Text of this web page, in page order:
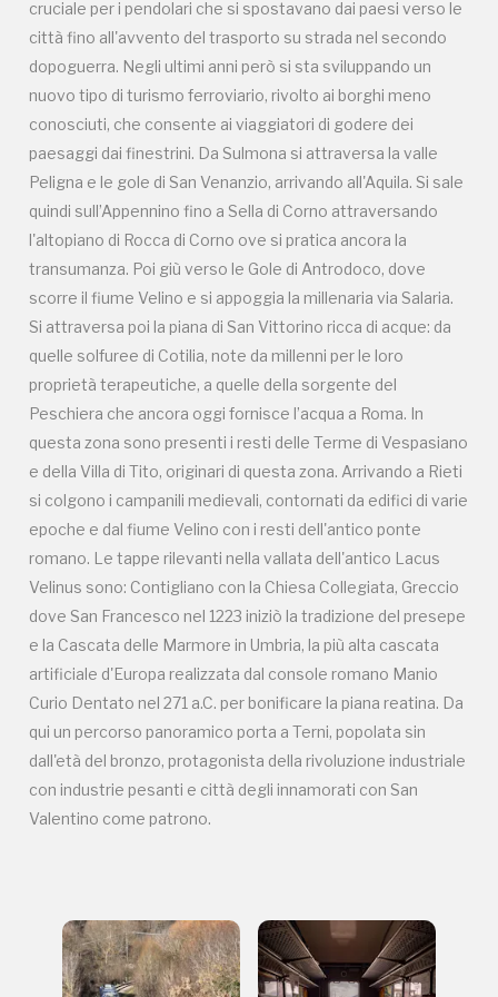
cruciale per i pendolari che si spostavano dai paesi verso le
città fino all'avvento del trasporto su strada nel secondo
dopoguerra. Negli ultimi anni però si sta sviluppando un
nuovo tipo di turismo ferroviario, rivolto ai borghi meno
conosciuti, che consente ai viaggiatori di godere dei
paesaggi dai finestrini. Da Sulmona si attraversa la valle
Peligna e le gole di San Venanzio, arrivando all'Aquila. Si sale
quindi sull’Appennino fino a Sella di Corno attraversando
l'altopiano di Rocca di Corno ove si pratica ancora la
transumanza. Poi giù verso le Gole di Antrodoco, dove
scorre il fiume Velino e si appoggia la millenaria via Salaria.
Si attraversa poi la piana di San Vittorino ricca di acque: da
quelle solfuree di Cotilia, note da millenni per le loro
proprietà terapeutiche, a quelle della sorgente del
Peschiera che ancora oggi fornisce l’acqua a Roma. In
questa zona sono presenti i resti delle Terme di Vespasiano
e della Villa di Tito, originari di questa zona. Arrivando a Rieti
si colgono i campanili medievali, contornati da edifici di varie
epoche e dal fiume Velino con i resti dell'antico ponte
romano. Le tappe rilevanti nella vallata dell'antico Lacus
Velinus sono: Contigliano con la Chiesa Collegiata, Greccio
dove San Francesco nel 1223 iniziò la tradizione del presepe
e la Cascata delle Marmore in Umbria, la più alta cascata
artificiale d'Europa realizzata dal console romano Manio
Curio Dentato nel 271 a.C. per bonificare la piana reatina. Da
qui un percorso panoramico porta a Terni, popolata sin
dall'età del bronzo, protagonista della rivoluzione industriale
con industrie pesanti e città degli innamorati con San
Valentino come patrono.
i pioppi identificano i luoghi delle sorgenti. In questa
zona da vedere i resti delle Terme di Vespasiano e
della Villa di Tito, gli imperatori originari di questa
zona. Arrivando a Rieti si colgono i campanili
medievali che svettano sulla città, la stazione è
prossima al centro, con una piacevole passeggiata
si possono ammirare edifici con vestigia romane,
mura medievali, conventi, palazzi rinascimentali e
barocchi e giungere fino al fiume Velino ove fanno
bella mostra i resti dell'antico ponte romano.
Risalendo in carrozza, tre sono le tappe nella vallata
dell'antico Lacus Velinus che meritano una sosta:
Contigliano con la Chiesa Collegiata, Greccio ove
San Francesco nella notte di Natale del 1223 ricreò
l'atmosfera della nascita di Gesù in una grotta dando
inizio alla tradizione del presepe, e giungendo in
Umbria la Cascata delle Marmore, alta 165 metri, la
più alta cascata artificiale d'Europa realizzata dal
console romano Manio Curio Dentato nel 271 a.C.
per bonificare la piana reatina. Da qui un percorso
particolarmente panoramico, ci porta a Terni, ove
insediamenti sono segnalati sin dall'età del bronzo,
seguiti da quelli romani. Protagonista della
rivoluzione industriale con acciaierie, fabbriche di
armi, chimiche, impianti idroelettrici. Ma volendo
ricordare un aspetto romantico questa è la città
degli innamorati essendone il patrono San
Valentino. Immergersi nei luoghi, meravigliarsi per i
mutevoli colori del paesaggio legati alle stagioni,
toccare la storia attraverso città e villaggi, ci fanno
dire che “quello che conta è il percorso del viaggio e
non l'arrivo” (T.S.Eliot)